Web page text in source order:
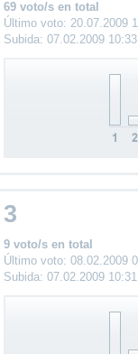
69 voto/s en total
Último voto: 20.07.2009
Subida: 07.02.2009
3
9 voto/s en total
Último voto: 08.02.2009
Subida: 07.02.2009